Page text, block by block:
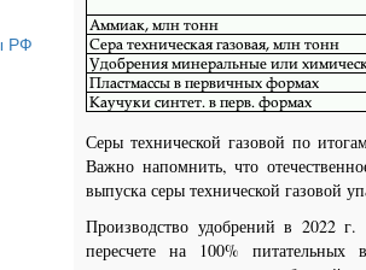
РФ
Серы технической газовой по
Важно напомнить, что
выпуска серы технической газовой
Производство удобрений в 2022
пересчете на 100%